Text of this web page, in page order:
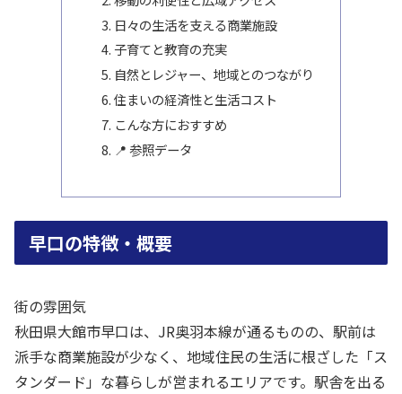
日々の生活を支える商業施設
子育てと教育の充実
自然とレジャー、地域とのつながり
住まいの経済性と生活コスト
こんな方におすすめ
📍 参照データ
早口の特徴・概要
街の雰囲気
秋田県大館市早口は、JR奥羽本線が通るものの、駅前は
派手な商業施設が少なく、地域住民の生活に根ざした「ス
タンダード」な暮らしが営まれるエリアです。駅舎を出る